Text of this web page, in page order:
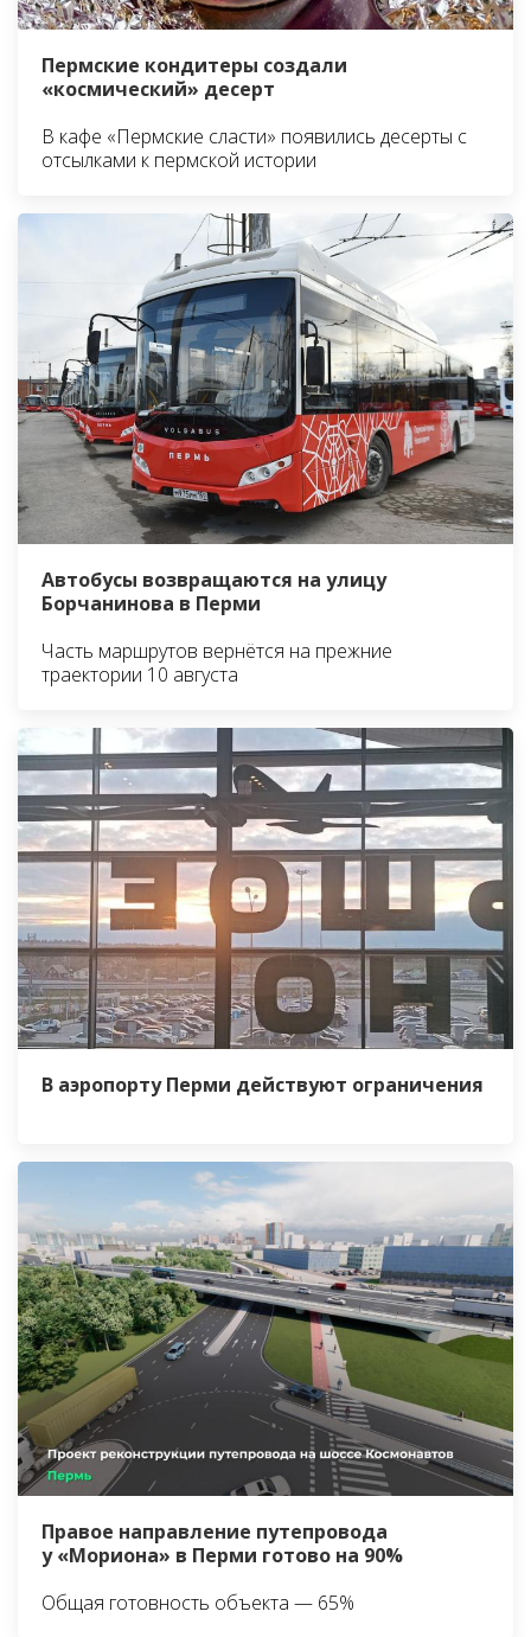
Пермские кондитеры создали
«космический» десерт
В кафе «Пермские сласти» появились десерты с
отсылками к пермской истории
Автобусы возвращаются на улицу
Борчанинова в Перми
Часть маршрутов вернётся на прежние
траектории 10 августа
В аэропорту Перми действуют ограничения
Правое направление путепровода
у «Мориона» в Перми готово на 90%
Общая готовность объекта — 65%